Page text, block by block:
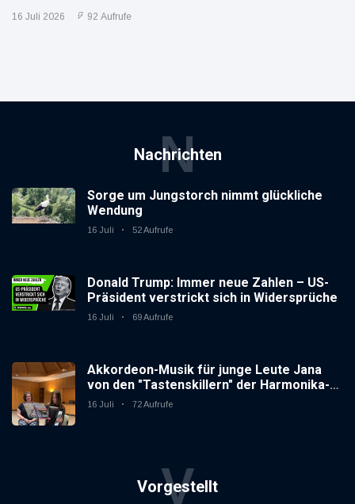
16 Juli 2026 92 Aufrufe
Nachrichten
N
Sorge um Jungstorch nimmt glückliche
Wendung
16 Juli 52 Aufrufe
Donald Trump: Immer neue Zahlen – US-
Präsident verstrickt sich in Widersprüche
16 Juli 69 Aufrufe
Akkordeon-Musik für junge Leute Jana
von den "Tastenskillern" der Harmonika-
Vereinigung Gaggenau zeigt, wie "jung"
16 Juli 72 Aufrufe
Vorgestellt
V